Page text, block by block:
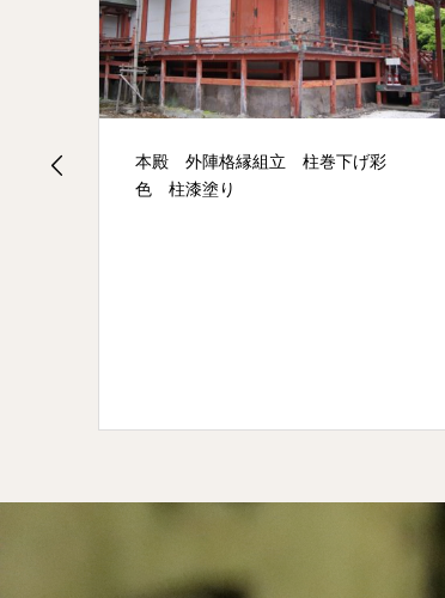
本殿 外陣格縁組立 柱巻下げ彩
色 柱漆塗り